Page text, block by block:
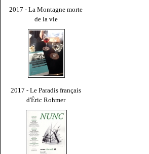
2017 - La Montagne morte
de la vie
2017 - Le Paradis français
d'Éric Rohmer